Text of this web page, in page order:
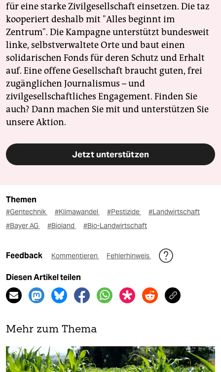
für eine starke Zivilgesellschaft einsetzen. Die taz
kooperiert deshalb mit "Alles beginnt im
Zentrum". Die Kampagne unterstützt bundesweit
linke, selbstverwaltete Orte und baut einen
solidarischen Fonds für deren Schutz und Erhalt
auf. Eine offene Gesellschaft braucht guten, frei
zugänglichen Journalismus – und
zivilgesellschaftliches Engagement. Finden Sie
auch? Dann machen Sie mit und unterstützen Sie
unsere Aktion.
Jetzt unterstützen
Themen
#Gentechnik #Klimawandel #Pestizide
#Landwirtschaft
#Bayer AG
#Bioland #Bio-Landwirtschaft
Feedback Kommentieren Fehlerhinweis
Diesen Artikel teilen
Mehr zum Thema